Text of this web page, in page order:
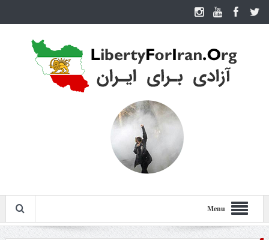
Menu